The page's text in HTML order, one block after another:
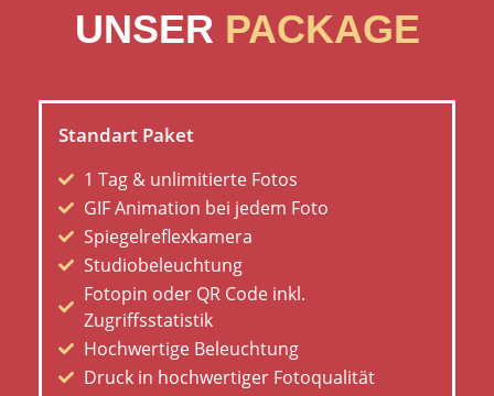
UNSER PACKAGE
Standart Paket
1 Tag & unlimitierte Fotos
GIF Animation bei jedem Foto
Spiegelreflexkamera
Studiobeleuchtung
Fotopin oder QR Code inkl.
Zugriffsstatistik
Hochwertige Beleuchtung
Druck in hochwertiger Fotoqualität